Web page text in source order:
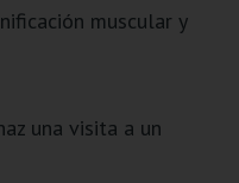
muscular y
una visita a un